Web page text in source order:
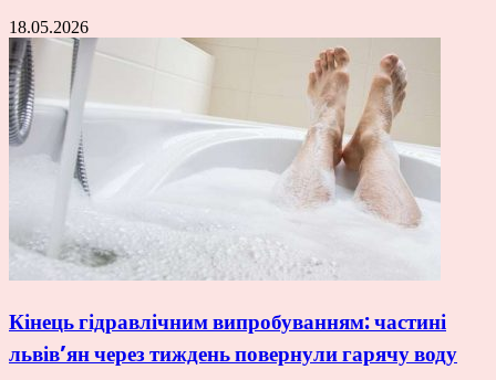
18.05.2026
Кінець гідравлічним випробуванням: частині
львів’ян через тиждень повернули гарячу воду